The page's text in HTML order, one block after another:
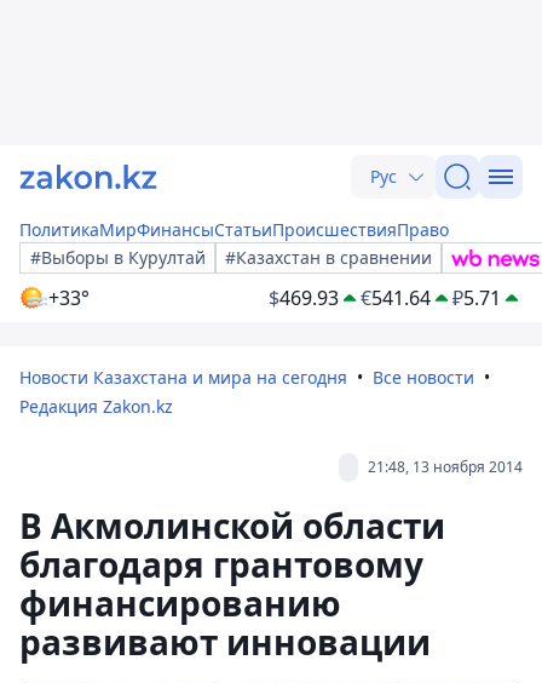
Рус
ПолитикаМирФинансыСтатьиПроисшествияПраво
#Выборы в Курултай
#Казахстан в сравнении
+33° $469.93 €541.64 ₽5.71
Новости Казахстана и мира на сегодня
Все новости
Редакция Zakon.kz
21:48, 13 ноября 2014
В Акмолинской области
благодаря грантовому
финансированию
развивают инновации